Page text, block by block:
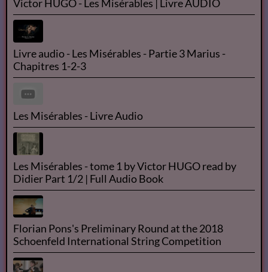
Les Misérables de Victor Hugo audio France culture
N°1/14
Les Misérables tome 1 ( Fantine ) de Victor Hugo -
livre audio français + texte intégrale -
Victor HUGO - Les Misérables | Livre AUDIO
Livre audio - Les Misérables - Partie 3 Marius -
Chapitres 1-2-3
Les Misérables - Livre Audio